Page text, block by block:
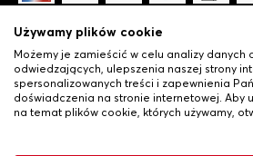
Używamy plików cookie
Możemy je zamieścić w celu analizy danych
odwiedzających, ulepszenia naszej strony
spersonalizowanych treści i zapewnienia
doświadczenia na stronie internetowej. Aby
na temat plików cookie, których używamy,